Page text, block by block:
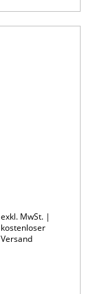
exkl. MwSt. |
kostenloser
Versand